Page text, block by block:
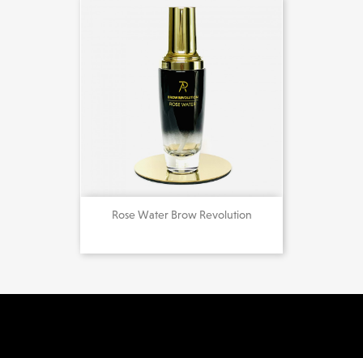
Rose Water Brow Revolution